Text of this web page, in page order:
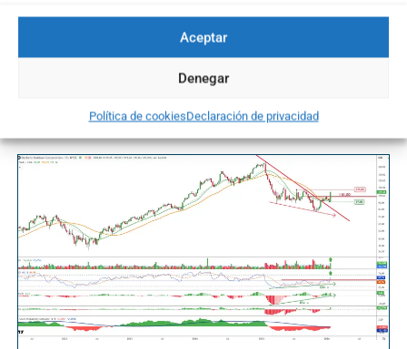
Aceptar
Denegar
Política de cookiesDeclaración de privacidad
S&P 500: el rebote se frena en zona clave y
exige confirmación. Vídeo Análisis